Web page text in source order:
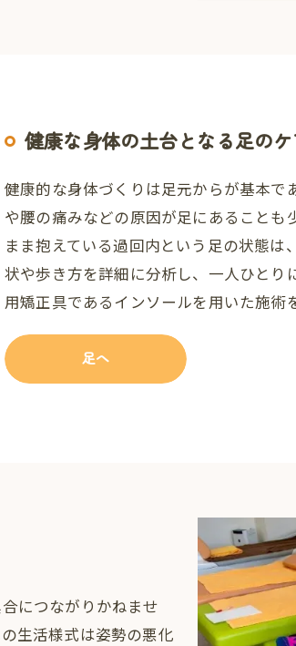
健康な身体の土台となる足の
健康的な身体づくりは足元からが基本で
や腰の痛みなどの原因が足にあること
まま抱えている過回内という足の状態
状や歩き方を詳細に分析し、一人ひと
用矯正具であるインソールを用いた施術
足へ
につながりかねませ
生活様式は姿勢の悪化